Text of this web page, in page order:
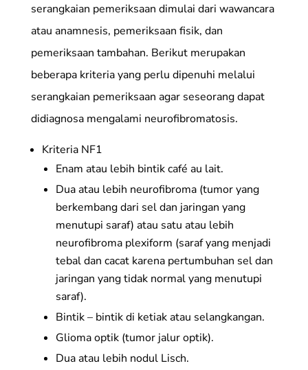
serangkaian pemeriksaan dimulai dari wawancara
atau anamnesis, pemeriksaan fisik, dan
pemeriksaan tambahan. Berikut merupakan
beberapa kriteria yang perlu dipenuhi melalui
serangkaian pemeriksaan agar seseorang dapat
didiagnosa mengalami neurofibromatosis.
Kriteria NF1
Enam atau lebih bintik café au lait.
Dua atau lebih neurofibroma (tumor yang
berkembang dari sel dan jaringan yang
menutupi saraf) atau satu atau lebih
neurofibroma plexiform (saraf yang menjadi
tebal dan cacat karena pertumbuhan sel dan
jaringan yang tidak normal yang menutupi
saraf).
Bintik – bintik di ketiak atau selangkangan.
Glioma optik (tumor jalur optik).
Dua atau lebih nodul Lisch.